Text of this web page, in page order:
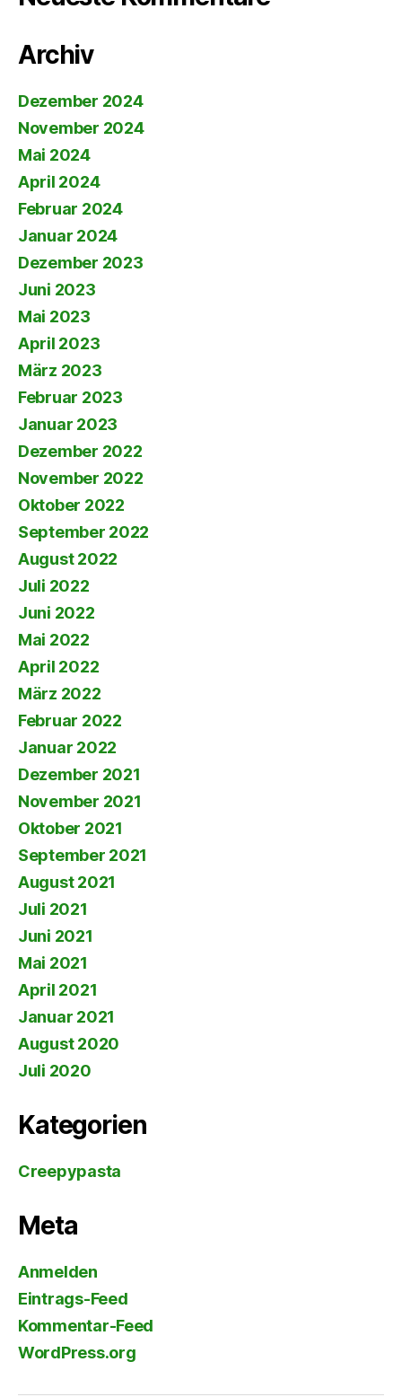
Archiv
Dezember 2024
November 2024
Mai 2024
April 2024
Februar 2024
Januar 2024
Dezember 2023
Juni 2023
Mai 2023
April 2023
März 2023
Februar 2023
Januar 2023
Dezember 2022
November 2022
Oktober 2022
September 2022
August 2022
Juli 2022
Juni 2022
Mai 2022
April 2022
März 2022
Februar 2022
Januar 2022
Dezember 2021
November 2021
Oktober 2021
September 2021
August 2021
Juli 2021
Juni 2021
Mai 2021
April 2021
Januar 2021
August 2020
Juli 2020
Kategorien
Creepypasta
Meta
Anmelden
Eintrags-Feed
Kommentar-Feed
WordPress.org